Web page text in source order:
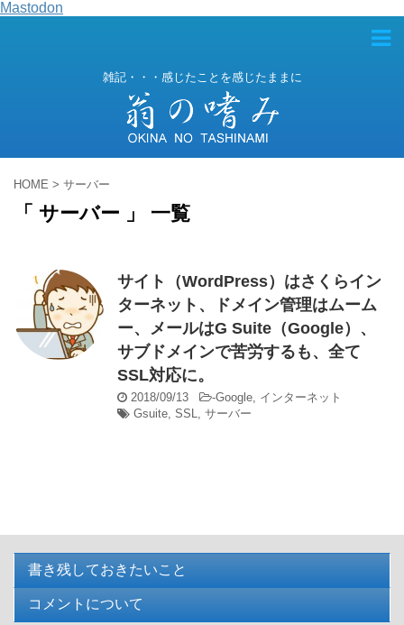
Mastodon
雑記・・・感じたことを感じたままに
HOME > サーバー
「 サーバー 」 一覧
サイト（WordPress）はさくらイン
ターネット、ドメイン管理はムーム
ー、メールはG Suite（Google）、
サブドメインで苦労するも、全て
SSL対応に。
2018/09/13 -Google, インターネット
Gsuite, SSL, サーバー
書き残しておきたいこと
コメントについて